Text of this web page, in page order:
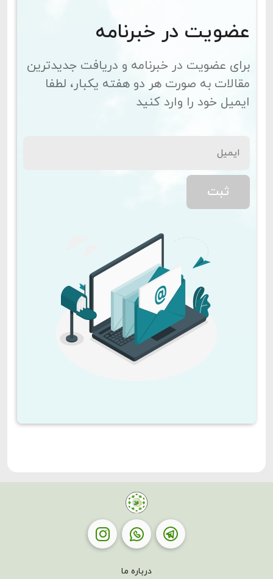
عضویت در خبرنامه
برای عضویت در خبرنامه و دریافت جدیدترین
مقالات به صورت هر دو هفته یکبار، لطفا
ایمیل خود را وارد کنید
درباره ما